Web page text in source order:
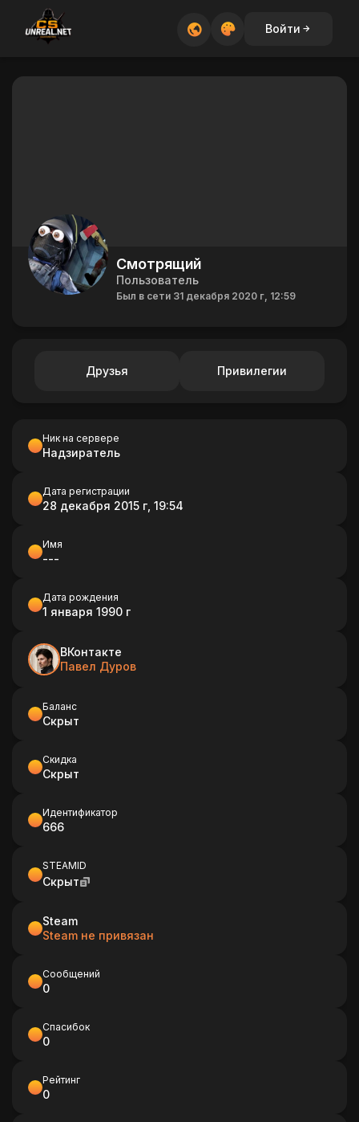
Войти
Смотрящий
Пользователь
Был в сети 31 декабря 2020 г, 12:59
Друзья Привилегии
Ник на сервере
Надзиратель
Дата регистрации
28 декабря 2015 г, 19:54
Имя
---
Дата рождения
1 января 1990 г
ВКонтакте
Павел Дуров
Баланс
Скрыт
Скидка
Скрыт
Идентификатор
666
STEAMID
Скрыт
Steam
Steam не привязан
Сообщений
0
Спасибок
0
Рейтинг
0